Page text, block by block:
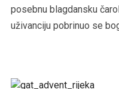
posebnu blagdansku
uživanciju pobrinuo se